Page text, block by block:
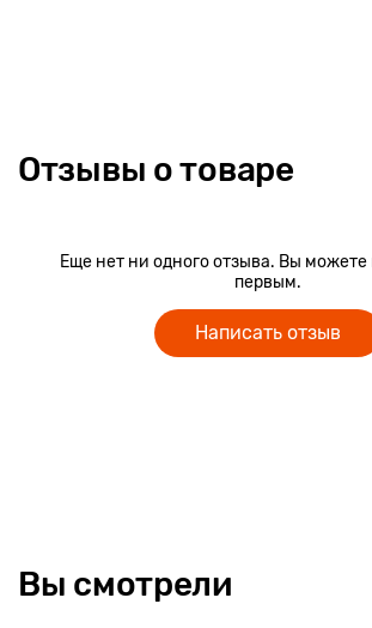
Отзывы о товаре
Еще нет ни одного отзыва. Вы можете
первым.
Написать отзыв
Вы смотрели